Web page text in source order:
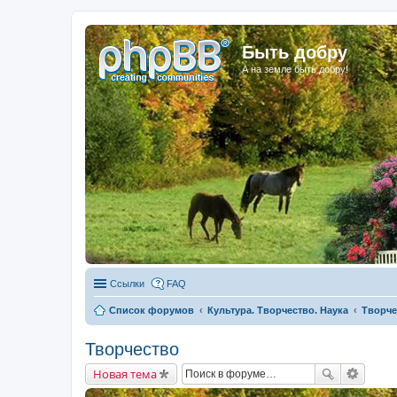
Быть добру
А на земле быть добру!
Ссылки FAQ
Список форумов Культура. Творчество. Наука
Творчество
Новая тема